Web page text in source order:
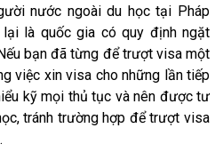
nước ngoài du học tại Pháp
là quốc gia có quy định ngặt
bạn đã từng để trượt visa một
việc xin visa cho những lần tiếp
kỹ mọi thủ tục và nên được tư
tránh trường hợp để trượt visa